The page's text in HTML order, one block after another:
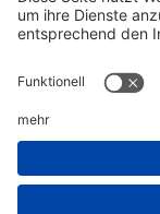
Informationen
Kundenservice